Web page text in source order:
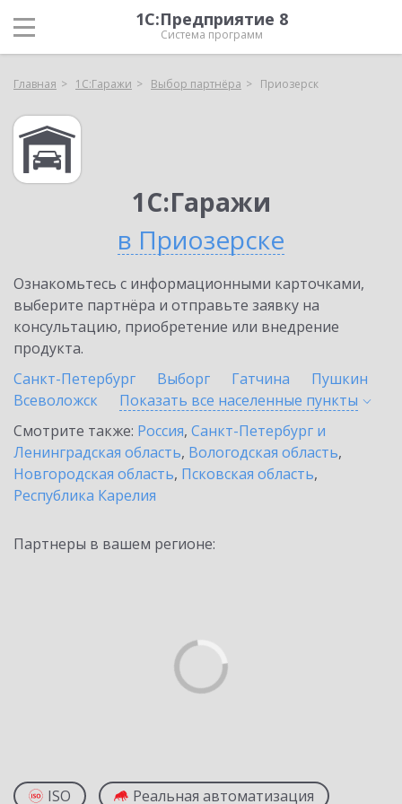
1С:Предприятие 8
Система программ
Главная 1С:Гаражи Выбор партнёра Приозерск
1С:Гаражи
в Приозерске
Ознакомьтесь с информационными карточками,
выберите партнёра и отправьте заявку на
консультацию, приобретение или внедрение
продукта.
Санкт-Петербург
Выборг Гатчина
Пушкин
Всеволожск
Показать все населенные пункты
Смотрите также: Россия, Санкт-Петербург и
Ленинградская область, Вологодская область,
Новгородская область, Псковская область,
Республика Карелия
Партнеры в вашем регионе:
ISO Реальная автоматизация